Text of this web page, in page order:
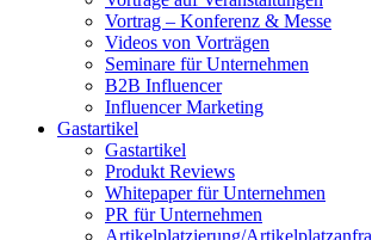
Vortrag – Konferenz & Messe
Videos von Vorträgen
Seminare für Unternehmen
B2B Influencer
Influencer Marketing
Gastartikel
Gastartikel
Produkt Reviews
Whitepaper für Unternehmen
PR für Unternehmen
Artikelplatzierung/